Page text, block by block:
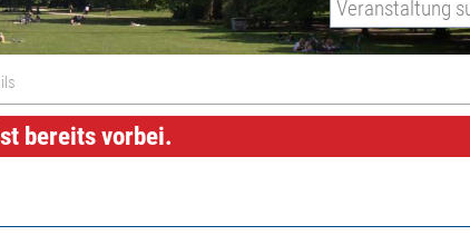
bereits vorbei.